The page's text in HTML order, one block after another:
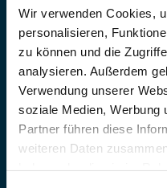
Wir verwenden Cookies,
personalisieren,
zu können und die
analysieren. Außerdem
Verwendung unserer
soziale Medien, Werbung
Partner führen diese
weiteren Daten